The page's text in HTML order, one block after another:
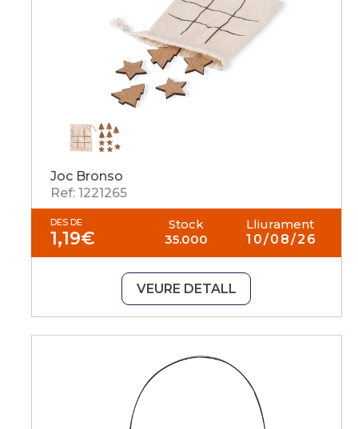
Joc Bronso
Ref: 1221265
DES DE
1,19€
Stock
35.000
Lliurament
10/08/26
VEURE DETALL